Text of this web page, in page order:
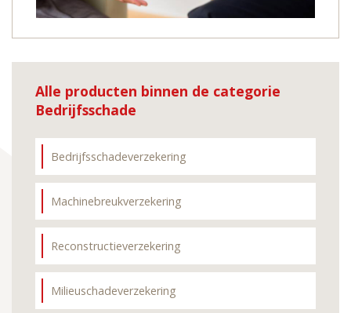
Alle producten binnen de categorie
Bedrijfsschade
Bedrijfsschadeverzekering
Machinebreukverzekering
Reconstructieverzekering
Milieuschadeverzekering